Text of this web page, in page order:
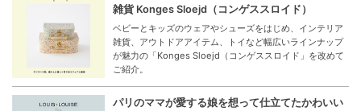
雑貨 Konges Sloejd（コンゲススロイド）
ベビーとキッズのウェアやシューズをはじめ、インテリア
雑貨、アウトドアアイテム、トイなど幅広いラインナップ
が魅力の「Konges Sloejd（コンゲススロイド」を改めて
ご紹介。
パリのママが愛する娘を想って仕立てたかわいい